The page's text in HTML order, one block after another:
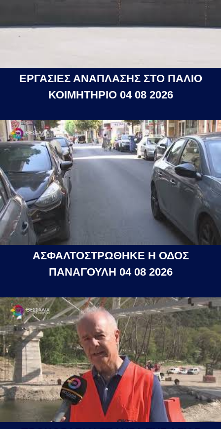
ΕΡΓΑΣΙΕΣ ΑΝΑΠΛΑΣΗΣ ΣΤΟ ΠΑΛΙΟ
ΚΟΙΜΗΤΗΡΙΟ 04 08 2026
ΑΣΦΑΛΤΟΣΤΡΩΘΗΚΕ Η ΟΔΟΣ
ΠΑΝΑΓΟΥΛΗ 04 08 2026